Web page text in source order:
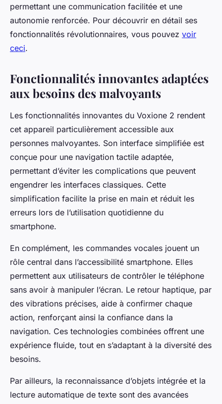
permettant une communication facilitée et une
autonomie renforcée. Pour découvrir en détail ses
fonctionnalités révolutionnaires, vous pouvez voir
ceci.
Fonctionnalités innovantes adaptées
aux besoins des malvoyants
Les fonctionnalités innovantes du Voxione 2 rendent
cet appareil particulièrement accessible aux
personnes malvoyantes. Son interface simplifiée est
conçue pour une navigation tactile adaptée,
permettant d’éviter les complications que peuvent
engendrer les interfaces classiques. Cette
simplification facilite la prise en main et réduit les
erreurs lors de l’utilisation quotidienne du
smartphone.
En complément, les commandes vocales jouent un
rôle central dans l’accessibilité smartphone. Elles
permettent aux utilisateurs de contrôler le téléphone
sans avoir à manipuler l’écran. Le retour haptique, par
des vibrations précises, aide à confirmer chaque
action, renforçant ainsi la confiance dans la
navigation. Ces technologies combinées offrent une
expérience fluide, tout en s’adaptant à la diversité des
besoins.
Par ailleurs, la reconnaissance d’objets intégrée et la
lecture automatique de texte sont des avancées